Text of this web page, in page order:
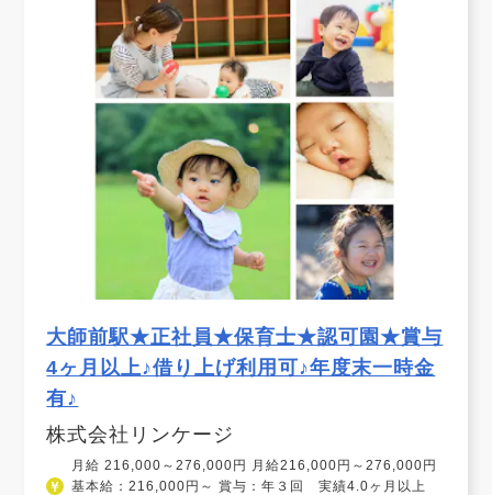
大師前駅★正社員★保育士★認可園★賞与
4ヶ月以上♪借り上げ利用可♪年度末一時金
有♪
株式会社リンケージ
月給 216,000～276,000円 月給216,000円～276,000円
基本給：216,000円～ 賞与：年３回 実績4.0ヶ月以上